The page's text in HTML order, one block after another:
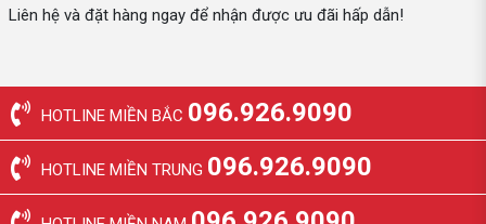
Liên hệ và đặt hàng ngay để nhận được ưu đãi hấp dẫn!
HOTLINE MIỀN BẮC 096.926.9090
HOTLINE MIỀN TRUNG 096.926.9090